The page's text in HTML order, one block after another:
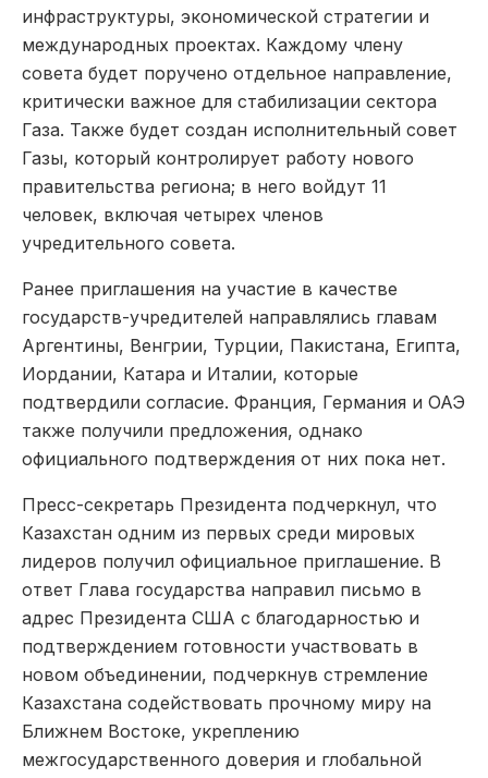
инфраструктуры, экономической стратегии и
международных проектах. Каждому члену
совета будет поручено отдельное направление,
критически важное для стабилизации сектора
Газа. Также будет создан исполнительный совет
Газы, который контролирует работу нового
правительства региона; в него войдут 11
человек, включая четырех членов
учредительного совета.
Ранее приглашения на участие в качестве
государств-учредителей направлялись главам
Аргентины, Венгрии, Турции, Пакистана, Египта,
Иордании, Катара и Италии, которые
подтвердили согласие. Франция, Германия и ОАЭ
также получили предложения, однако
официального подтверждения от них пока нет.
Пресс-секретарь Президента подчеркнул, что
Казахстан одним из первых среди мировых
лидеров получил официальное приглашение. В
ответ Глава государства направил письмо в
адрес Президента США с благодарностью и
подтверждением готовности участвовать в
новом объединении, подчеркнув стремление
Казахстана содействовать прочному миру на
Ближнем Востоке, укреплению
межгосударственного доверия и глобальной